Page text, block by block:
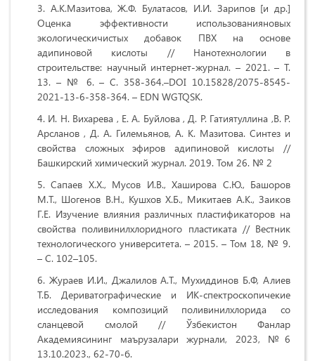
А.К.Мазитова, Ж.Ф. Булатасов, И.И. Зарипов [и др.]
Оценка эффективности использованияновых
экологическичистых добавок ПВХ на основе
адипиновой кислоты // Нанотехнологии в
строительстве: научный интернет-журнал. – 2021. – Т.
13. – № 6. – С. 358-364.–DOI 10.15828/2075-8545-
2021-13-6-358-364. – EDN WGTQSK.
И. Н. Вихарева , Е. А. Буйлова , Д. Р. Гатиятуллина ,В. Р.
Арсланов , Д. А. Гилемьянов, А. К. Мазитова. Синтез и
свойства сложных эфиров адипиновой кислоты //
Башкирский химический журнал. 2019. Том 26. № 2
Сапаев Х.Х., Мусов И.В., Хаширова С.Ю., Башоров
М.Т., Шогенов В.Н., Кушхов Х.Б., Микитаев А.К., Заиков
Г.Е. Изучение влияния различных пластификаторов на
свойства поливинилхлоридного пластиката // Вестник
технологического университета. – 2015. – Том 18, № 9.
– С. 102–105.
Жураев И.И., Джалилов А.Т., Мухиддинов Б.Ф, Алиев
Т.Б. Дериватографические и ИК-спектроскопичекие
исследования композиций поливинилхлорида со
сланцевой смолой // Ўзбекистон Фанлар
Академиясининг маърузалари журнали, 2023, №6
13.10.2023., 62-70-б.